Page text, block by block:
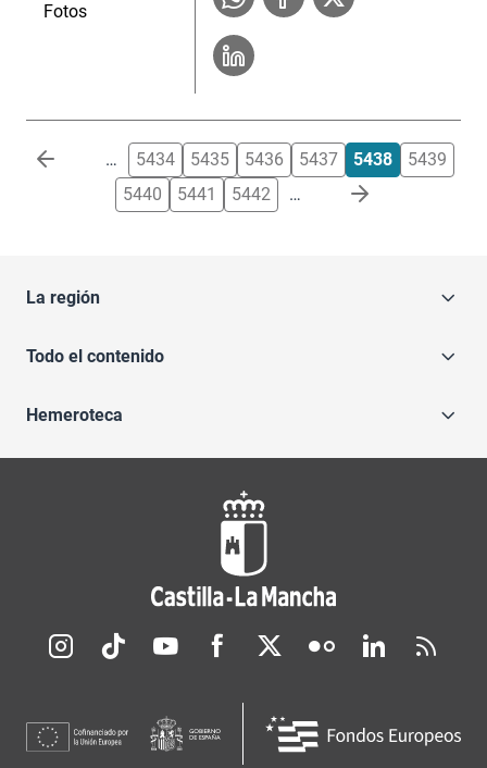
Fotos
Paginación … 5434 5435 5436 5437 5438
5439
5440
5441 5442 …
La región
Todo el contenido
Hemeroteca
Redes sociales JCCM